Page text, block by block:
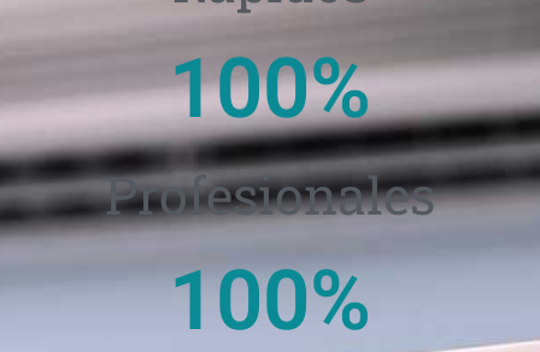
Profesionales
100%
100%